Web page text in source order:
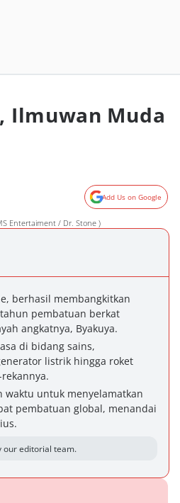
Ilmuwan Muda
Add Us on Google
Entertaiment / Dr. Stone )
berhasil membangkitkan
pembatuan berkat
angkatnya, Byakuya.
di bidang sains,
listrik hingga roket
waktu untuk menyelamatkan
pembatuan global, menandai
our editorial team.